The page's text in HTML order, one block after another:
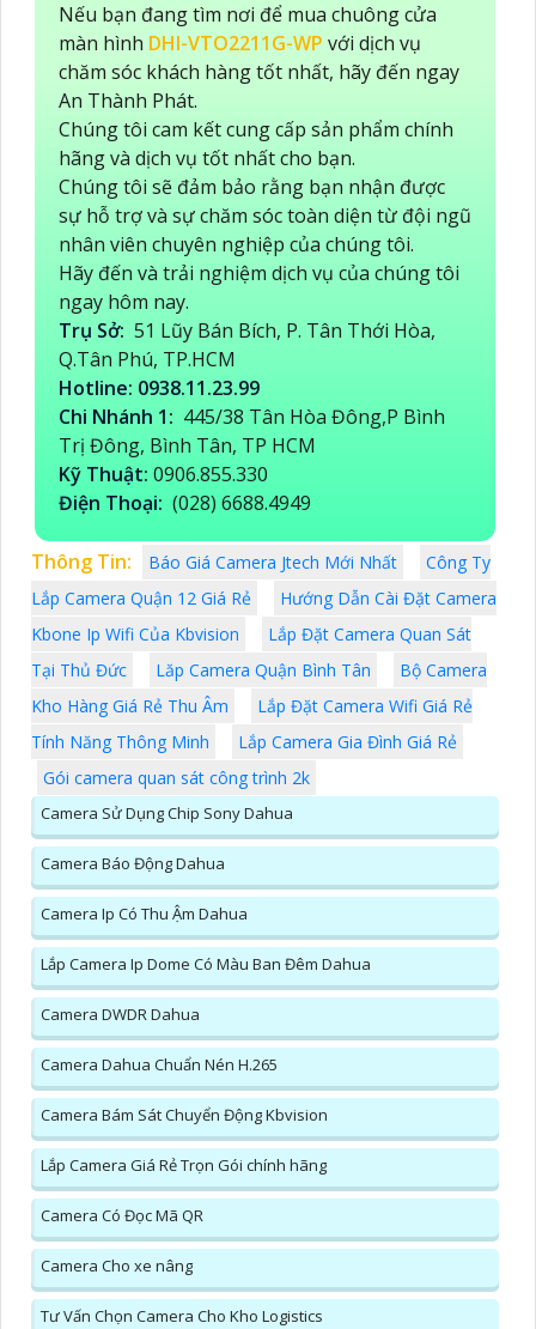
Nếu bạn đang tìm nơi để mua chuông cửa
màn hình DHI-VTO2211G-WP với dịch vụ
chăm sóc khách hàng tốt nhất, hãy đến ngay
An Thành Phát.
Chúng tôi cam kết cung cấp sản phẩm chính
hãng và dịch vụ tốt nhất cho bạn.
Chúng tôi sẽ đảm bảo rằng bạn nhận được
sự hỗ trợ và sự chăm sóc toàn diện từ đội ngũ
nhân viên chuyên nghiệp của chúng tôi.
Hãy đến và trải nghiệm dịch vụ của chúng tôi
ngay hôm nay.
Trụ Sở: 51 Lũy Bán Bích, P. Tân Thới Hòa,
Q.Tân Phú, TP.HCM
Hotline: 0938.11.23.99
Chi Nhánh 1: 445/38 Tân Hòa Đông,P Bình
Trị Đông, Bình Tân, TP HCM
Kỹ Thuật: 0906.855.330
Điện Thoại: (028) 6688.4949
Thông Tin: Báo Giá Camera Jtech Mới Nhất
Công Ty
Lắp Camera Quận 12 Giá Rẻ
Hướng Dẫn Cài Đặt Camera
Kbone Ip Wifi Của Kbvision
Lắp Đặt Camera Quan Sát
Tại Thủ Đức
Lăp Camera Quận Bình Tân
Bộ Camera
Kho Hàng Giá Rẻ Thu Âm
Lắp Đặt Camera Wifi Giá Rẻ
Tính Năng Thông Minh
Lắp Camera Gia Đình Giá Rẻ
Gói camera quan sát công trình 2k
Camera Sử Dụng Chip Sony Dahua
Camera Báo Động Dahua
Camera Ip Có Thu Ậm Dahua
Lắp Camera Ip Dome Có Màu Ban Đêm Dahua
Camera DWDR Dahua
Camera Dahua Chuẩn Nén H.265
Camera Bám Sát Chuyển Động Kbvision
Lắp Camera Giá Rẻ Trọn Gói chính hãng
Camera Có Đọc Mã QR
Camera Cho xe nâng
Tư Vấn Chọn Camera Cho Kho Logistics